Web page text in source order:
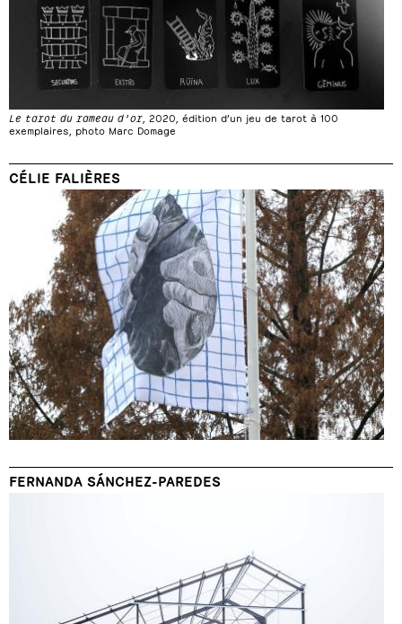
Le tarot du rameau d’or , 2020, édition d’un jeu de tarot à 100
exemplaires, photo Marc Domage
CÉLIE FALIÈRES
FERNANDA SÁNCHEZ-PAREDES